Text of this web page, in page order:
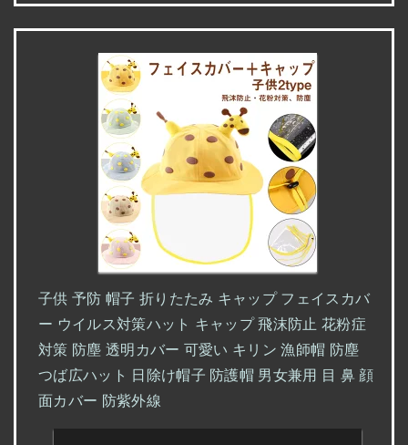
子供 予防 帽子 折りたたみ キャップ フェイスカバ
ー ウイルス対策ハット キャップ 飛沫防止 花粉症
対策 防塵 透明カバー 可愛い キリン 漁師帽 防塵
つば広ハット 日除け帽子 防護帽 男女兼用 目 鼻 顔
面カバー 防紫外線